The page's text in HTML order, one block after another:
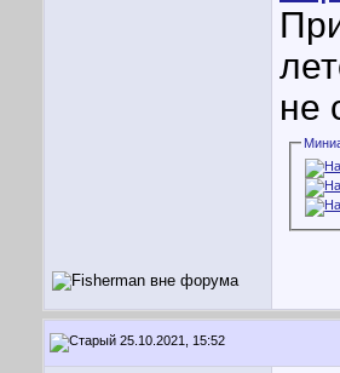
не
25.10.2021, 15:52